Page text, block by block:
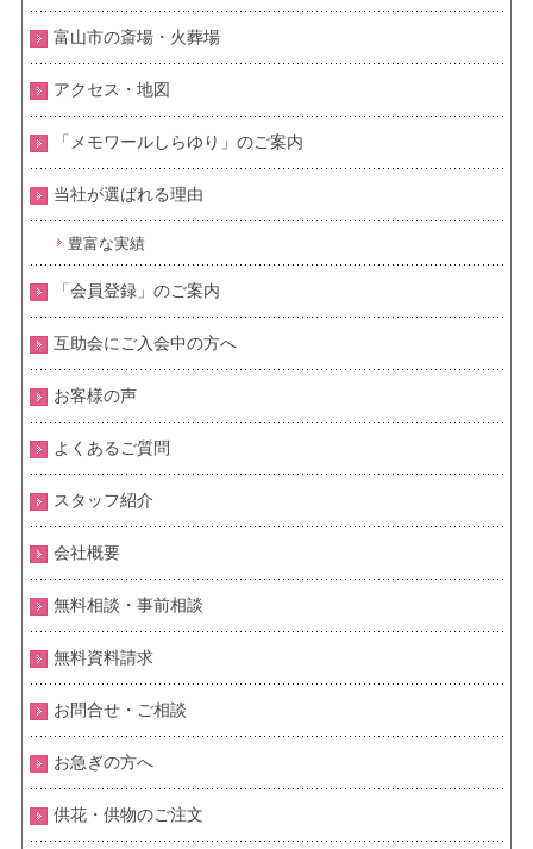
富山市の斎場・火葬場
アクセス・地図
「メモワールしらゆり」のご案内
当社が選ばれる理由
豊富な実績
「会員登録」のご案内
互助会にご入会中の方へ
お客様の声
よくあるご質問
スタッフ紹介
会社概要
無料相談・事前相談
無料資料請求
お問合せ・ご相談
お急ぎの方へ
供花・供物のご注文